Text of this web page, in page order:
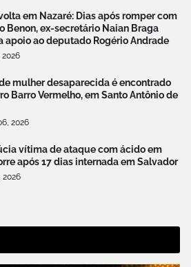
em Nazaré: Dias após romper com
Benon, ex-secretário Naian Braga
apoio ao deputado Rogério Andrade
2026
mulher desaparecida é encontrado
Barro Vermelho, em Santo Antônio de
2026
vítima de ataque com ácido em
após 17 dias internada em Salvador
2026